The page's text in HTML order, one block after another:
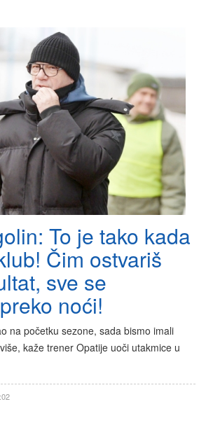
To je tako kada
Čim ostvariš
sve se
noći!
na početku sezone, sada bismo imali
kaže trener Opatije uoči utakmice u